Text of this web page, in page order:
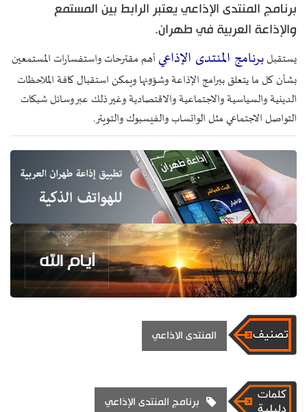
برنامج المنتدى الإذاعي يعتبر الرابط بين المستمع
والإذاعة العربية في طهران.
يستقبلبرنامج المنتدى الإذاعي أهم مقترحات واستفسارات المستمعين
بشأن كل ما يتعلق ببرامج الإذاعة وشؤونها ويمكن استقبال كافة الملاحظات
الدينية والسياسية والاجتماعية والاقتصادية وغير ذلك عبر وسائل شبكات
التواصل الاجتماعي مثل الواتساب والفيسبوك والتويتر.
المنتدى الاذاعي
برنامج المنتدى الإذاعي